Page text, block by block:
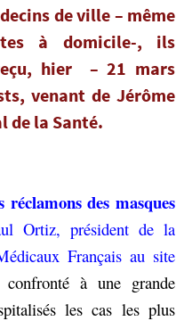
de ville – même
à domicile-, ils
hier – 21 mars
venant de Jérôme
de la Santé.
des masques
Ortiz, président de la
Français au site
à une grande
les cas les plus